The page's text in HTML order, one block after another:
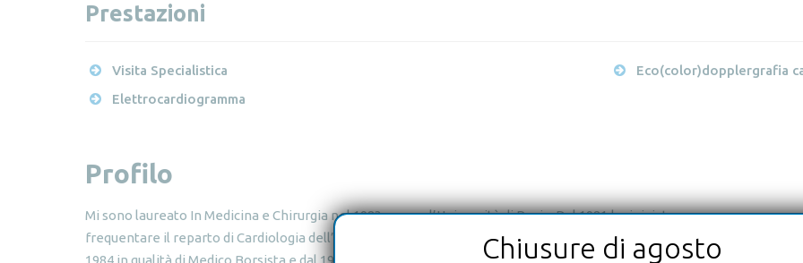
Prestazioni
Visita Specialistica
Elettrocardiogramma
Eco(color)dopplergrafia
Profilo
Mi sono laureato In Medicina e Chirurgia nel 1983 presso l’Università di Pavia. Dal 1981 ho iniziato a
frequentare il reparto di Cardiologia dell’ospedale di Circolo di Varese in qualità di studente interno, dal
1984 in qualità di Medico Borsista e dal 1989 sono stato assunto a tempo indeterminato presso la U.O.
Chiusure di agosto